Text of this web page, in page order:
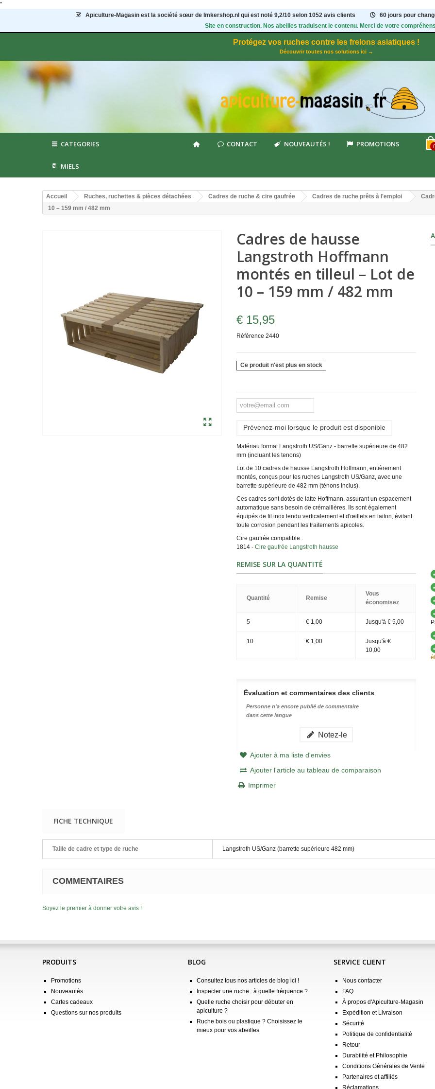
"
Apiculture-Magasin est la société sœur de Imkershop.nl qui est noté 9,2/10 selon 1052avis clients 60 jours pour
Site en construction. Nos abeilles traduisent le contenu. Merci de votre
Protégez vos ruches contre les frelons asiatiques !
Découvrir toutes nos solutions ici →
CATEGORIES CONTACT NOUVEAUTÉS ! PROMOTIONS
MIELS
Accueil Ruches, ruchettes & pièces détachées Cadres de ruche & cire gaufrée Cadres de ruche prêts à l'emploi
10 – 159 mm / 482 mm
Cadres de hausse
Langstroth Hoffmann
montés en tilleul – Lot de
10 – 159 mm / 482 mm
€ 15,95
Référence 2440
Ce produit n'est plus en stock
Prévenez-moi lorsque le produit est disponible
Matériau format Langstroth US/Ganz - barrette supérieure de 482
mm (incluant les tenons)
Lot de 10 cadres de hausse Langstroth Hoffmann, entièrement
montés, conçus pour les ruches Langstroth US/Ganz, avec une
barrette supérieure de 482 mm (ténons inclus).
Ces cadres sont dotés de latte Hoffmann, assurant un espacement
automatique sans besoin de crémaillères. Ils sont également
équipés de fil inox tendu verticalement et d'œillets en laiton, évitant
toute corrosion pendant les traitements apicoles.
Cire gaufrée compatible :
1814 - Cire gaufrée Langstroth hausse
REMISE SUR LA QUANTITÉ
Quantité Remise
Vous
économisez
5 € 1,00 Jusqu'à€ 5,00
10 € 1,00 Jusqu'à€
10,00
Évaluation et commentaires des clients
Personne n'a encore publié de commentaire
dans cette langue
Notez-le
Ajouter à ma liste d'envies
Ajouter l'article au tableau de comparaison
Imprimer
FICHE TECHNIQUE
Taille de cadre et type de ruche Langstroth US/Ganz (barrette supérieure 482 mm)
COMMENTAIRES
Soyez le premier à donner votre avis !
PRODUITS
Promotions
Nouveautés
Cartes cadeaux
Questions sur nos produits
BLOG
Consultez tous nos articles de blog ici !
Inspecter une ruche : à quelle fréquence ?
Quelle ruche choisir pour débuter en
apiculture ?
Ruche bois ou plastique ? Choisissez le
mieux pour vos abeilles
SERVICE CLIENT
Nous contacter
FAQ
À propos d'Apiculture-Magasin
Expédition et Livraison
Sécurité
Politique de confidentialité
Retour
Durabilité et Philosophie
Conditions Générales de Vente
Partenaires et affiliés
Réclamations